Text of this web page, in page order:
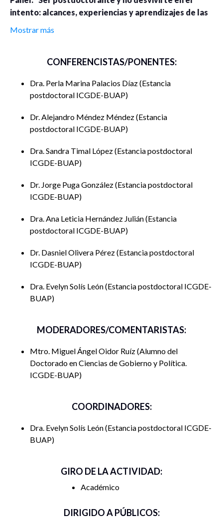
intento: alcances, experiencias y aprendizajes de las
Dr. Alejandro Méndez Méndez
Dra. Sandra Timal López
Dra. Ana Leticia Hernández Julián
Dr. Dasniel Olivera Pérez
Moderador: Mtro. Miguel Ángel Oidor Ruíz
Modalidad: Presencial
Mostrar más
CONFERENCISTAS/PONENTES:
Dra. Perla Marina Palacios Díaz Estancia
postdoctoral ICGDE-BUAP
Dr. Alejandro Méndez Méndez Estancia
postdoctoral ICGDE-BUAP
Dra. Sandra Timal López Estancia postdoctoral
ICGDE-BUAP
Dr. Jorge Puga González Estancia postdoctoral
ICGDE-BUAP
Dra. Ana Leticia Hernández Julián Estancia
postdoctoral ICGDE-BUAP
Dr. Dasniel Olivera Pérez Estancia postdoctoral
ICGDE-BUAP
Dra. Evelyn Solís León Estancia postdoctoral ICGDE-
BUAP
MODERADORES/COMENTARISTAS:
Mtro. Miguel Ángel Oidor Ruíz Alumno del
Doctorado en Ciencias de Gobierno y Política.
ICGDE-BUAP
COORDINADORES:
Dra. Evelyn Solís León Estancia postdoctoral ICGDE-
BUAP
GIRO DE LA ACTIVIDAD:
Académico
DIRIGIDO A PÚBLICOS: